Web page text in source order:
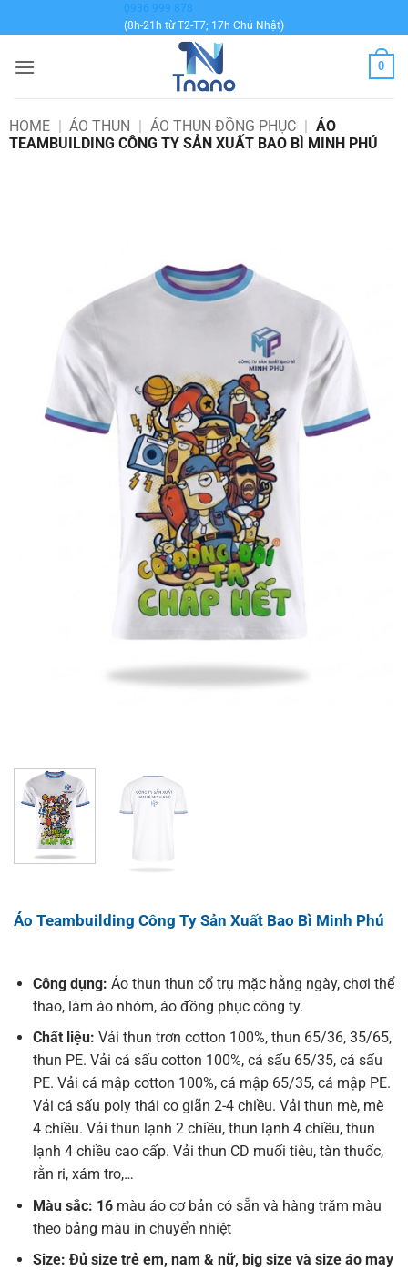
qua
dung
0936 999 878
(8h-21h từ T2-T7; 17h Chủ Nhật)
0
HOME | ÁO THUN | ÁO THUN ĐỒNG PHỤC | ÁO
TEAMBUILDING CÔNG TY SẢN XUẤT BAO BÌ MINH PHÚ
Áo Teambuilding Công Ty Sản Xuất Bao Bì Minh Phú
Công dụng: Áo thun thun cổ trụ mặc hằng ngày, chơi thể
thao, làm áo nhóm, áo đồng phục công ty.
Chất liệu: Vải thun trơn cotton 100%, thun 65/36, 35/65,
thun PE. Vải cá sấu cotton 100%, cá sấu 65/35, cá sấu
PE. Vải cá mập cotton 100%, cá mập 65/35, cá mập PE.
Vải cá sấu poly thái co giãn 2-4 chiều. Vải thun mè, mè
4 chiều. Vải thun lạnh 2 chiều, thun lạnh 4 chiều, thun
lạnh 4 chiều cao cấp. Vải thun CD muối tiêu, tàn thuốc,
rằn ri, xám tro,…
Màu sắc: 16màu áo cơ bản có sẵn và hàng trăm màu
theo bảng màu in chuyển nhiệt
Size: Đủ size trẻ em, nam & nữ, big size và size áo may